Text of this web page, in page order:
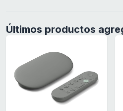
Últimos productos